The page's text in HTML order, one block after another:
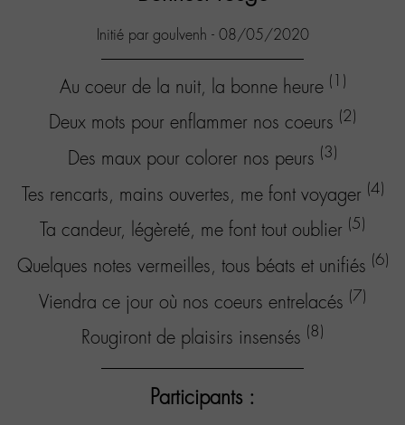
Initié par goulvenh - 08/05/2020
Au coeur de la nuit, la bonne heure (1)
Deux mots pour enflammer nos coeurs (2)
Des maux pour colorer nos peurs (3)
Tes rencarts, mains ouvertes, me font voyager (4)
Ta candeur, légèreté, me font tout oublier (5)
Quelques notes vermeilles, tous béats et unifiés (6)
Viendra ce jour où nos coeurs entrelacés (7)
Rougiront de plaisirs insensés (8)
Participants :